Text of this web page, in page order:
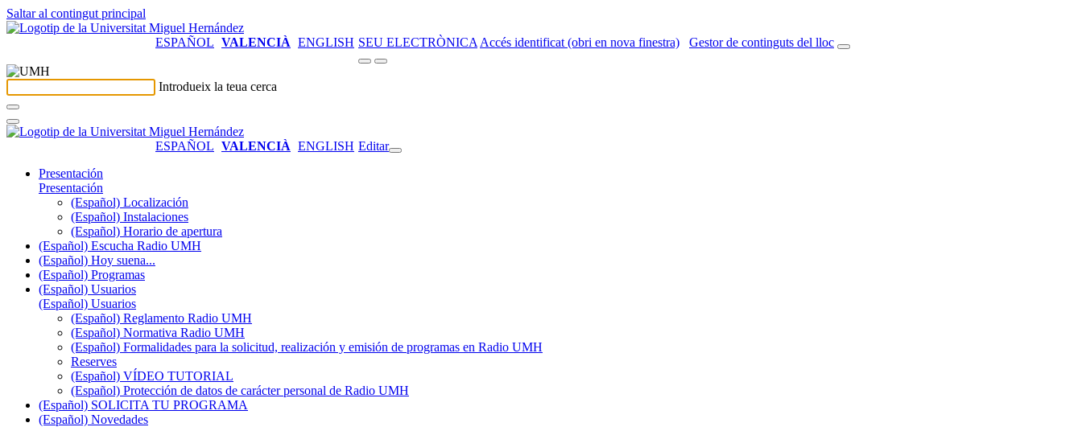
Saltar al contingut principal
ESPAÑOL VALENCIÀ ENGLISH SEU ELECTRÒNICA Accés identificat (obri en nova finestra) Gestor de continguts del lloc
Introdueix la teua cerca
ESPAÑOL VALENCIÀ ENGLISH Editar
Presentación
Presentación
(Español) Localización
(Español) Instalaciones
(Español) Horario de apertura
(Español) Escucha Radio UMH
(Español) Hoy suena...
(Español) Programas
(Español) Usuarios
(Español) Usuarios
(Español) Reglamento Radio UMH
(Español) Normativa Radio UMH
(Español) Formalidades para la solicitud, realización y emisión de programas en Radio UMH
Reserves
(Español) VÍDEO TUTORIAL
(Español) Protección de datos de carácter personal de Radio UMH
(Español) SOLICITA TU PROGRAMA
(Español) Novedades